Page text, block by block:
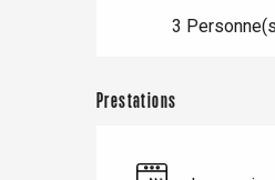
3
Prestations